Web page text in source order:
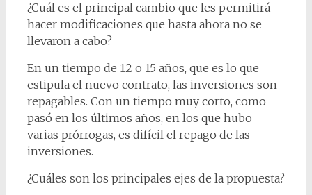
¿Cuál es el principal cambio que les permitirá
hacer modificaciones que hasta ahora no se
llevaron a cabo?
En un tiempo de 12 o 15 años, que es lo que
estipula el nuevo contrato, las inversiones son
repagables. Con un tiempo muy corto, como
pasó en los últimos años, en los que hubo
varias prórrogas, es difícil el repago de las
inversiones.
¿Cuáles son los principales ejes de la propuesta?